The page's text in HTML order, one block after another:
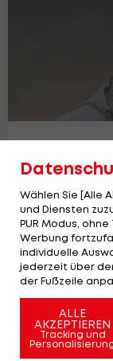
"Türkische
Wählen Sie [Alle
und Diensten
PUR Modus,
Werbung
individuelle
jederzeit über
der Fußzeile
ALLE
AKZEPTIEREN
Tracking und